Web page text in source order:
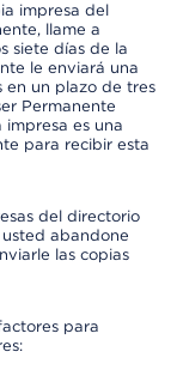
impresa del
llame a
siete días de la
le enviará una
en un plazo de tres
Permanente
es una
para recibir esta
del directorio
abandone
las copias
para